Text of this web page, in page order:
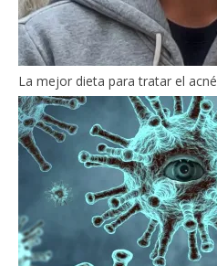
La mejor dieta para tratar el acné